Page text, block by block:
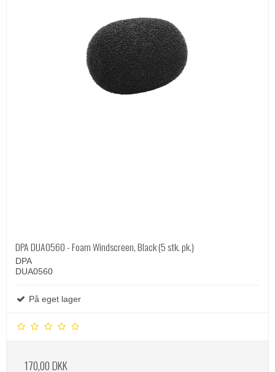
DPA DUA0560 - Foam Windscreen, Black (5 stk. pk.)
DPA
DUA0560
På eget lager
170,00 DKK